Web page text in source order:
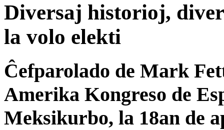
Diversaj historioj,
la volo elekti
Ĉefparolado de Mark
Amerika Kongreso de
Meksikurbo, la 18an de